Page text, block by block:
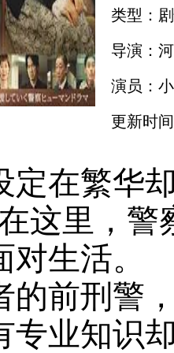
类型：
导演：
演员：
更新时
定在繁华
这里，
对生活
的前刑警
专业知识